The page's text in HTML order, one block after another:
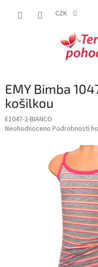
CZK
EMY Bimba
košilkou
E1047-2-BIANCO
Průměrné
Neohodnoceno Podrobnosti